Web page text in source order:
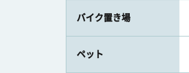
バイク置き場
ペット